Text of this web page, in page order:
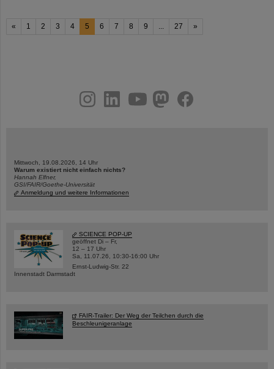
« 1 2 3 4 5 6 7 8 9 27 »
youtubehelmholtz.socialfacebook
Mittwoch, 19.08.2026, 14 Uhr
Warum existiert nicht einfach nichts?
Hannah Elfner,
GSI/FAIR/Goethe-Universität
Anmeldung und weitere Informationen
SCIENCE POP-UP
geöffnet Di – Fr,
12 – 17 Uhr
Sa, 11.07.26, 10:30-16:00 Uhr
Ernst-Ludwig-Str. 22
Innenstadt Darmstadt
FAIR-Trailer: Der Weg der Teilchen durch die
Beschleunigeranlage